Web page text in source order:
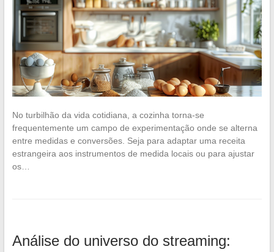
No turbilhão da vida cotidiana, a cozinha torna-se
frequentemente um campo de experimentação onde se alterna
entre medidas e conversões. Seja para adaptar uma receita
estrangeira aos instrumentos de medida locais ou para ajustar
os…
Análise do universo do streaming: